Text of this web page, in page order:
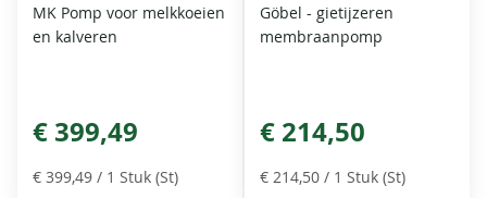
MK Pomp voor melkkoeien
en kalveren
€ 399,49
€ 399,49 / 1 Stuk (St)
Göbel - gietijzeren
membraanpomp
€ 214,50
€ 214,50 / 1 Stuk (St)